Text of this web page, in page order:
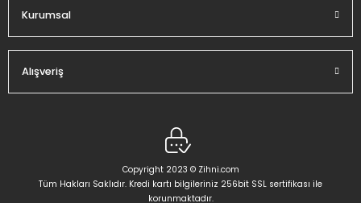
Kurumsal
Alışveriş
Copyright 2023 © Zihni.com
Tüm Hakları Saklıdır. Kredi kartı bilgileriniz 256bit SSL sertifikası ile
korunmaktadır.